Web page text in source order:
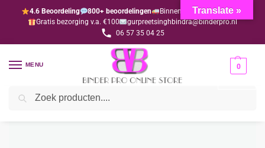
4.6 Beoordeling 800+ beoordelingen
Binnen 1-3 dagen geleverd
Gratis bezorging v.a. €100
gurpreetsinghbindra@binderpro.nl
06 57 35 04 25
MENU 0
Home Bedankjesafdeling
Translate »